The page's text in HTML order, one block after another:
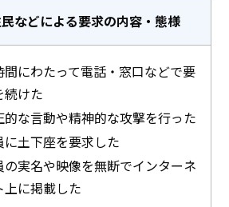
などによる要求の内容・態様
間にわたって電話・窓口などで要
続けた
的な言動や精神的な攻撃を行った
に土下座を要求した
の実名や映像を無断でインターネ
上に掲載した